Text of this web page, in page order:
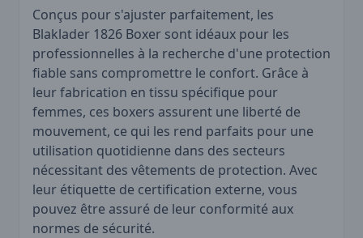
Conçus pour s'ajuster parfaitement, les
Blaklader 1826 Boxer sont idéaux pour les
professionnelles à la recherche d'une protection
fiable sans compromettre le confort. Grâce à
leur fabrication en tissu spécifique pour
femmes, ces boxers assurent une liberté de
mouvement, ce qui les rend parfaits pour une
utilisation quotidienne dans des secteurs
nécessitant des vêtements de protection. Avec
leur étiquette de certification externe, vous
pouvez être assuré de leur conformité aux
normes de sécurité.